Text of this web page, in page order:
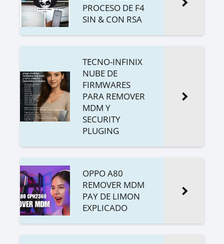
PROCESO DE F4
SIN & CON RSA
TECNO-INFINIX
NUBE DE
FIRMWARES
PARA REMOVER
MDM Y
SECURITY
PLUGING
OPPO A80
REMOVER MDM
PAY DE LIMON
EXPLICADO